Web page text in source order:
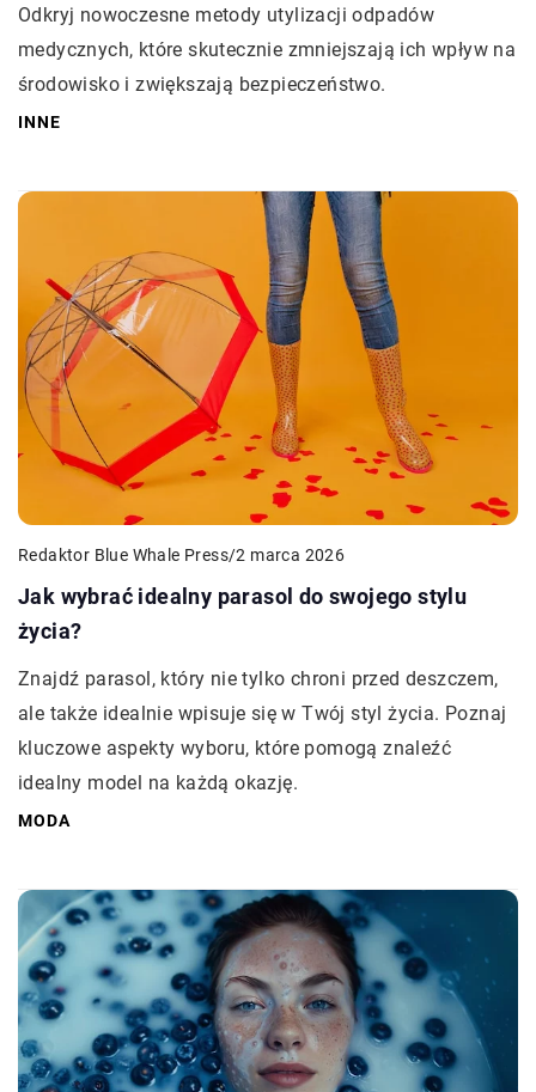
Odkryj nowoczesne metody utylizacji odpadów
medycznych, które skutecznie zmniejszają ich wpływ na
środowisko i zwiększają bezpieczeństwo.
INNE
Redaktor Blue Whale Press/2 marca 2026
Jak wybrać idealny parasol do swojego stylu
życia?
Znajdź parasol, który nie tylko chroni przed deszczem,
ale także idealnie wpisuje się w Twój styl życia. Poznaj
kluczowe aspekty wyboru, które pomogą znaleźć
idealny model na każdą okazję.
MODA